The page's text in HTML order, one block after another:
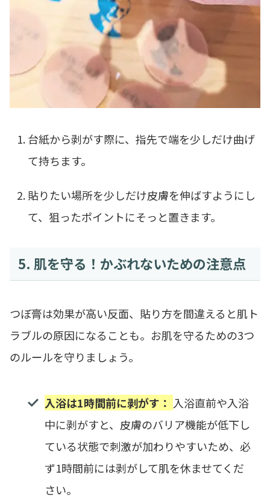
台紙から剥がす際に、指先で端を少しだけ曲げ
て持ちます。
貼りたい場所を少しだけ皮膚を伸ばすようにし
て、狙ったポイントにそっと置きます。
5. 肌を守る！かぶれないための注意点
つぼ膏は効果が高い反面、貼り方を間違えると肌ト
ラブルの原因になることも。お肌を守るための3つ
のルールを守りましょう。
入浴は1時間前に剥がす： 入浴直前や入浴
中に剥がすと、皮膚のバリア機能が低下し
ている状態で刺激が加わりやすいため、必
ず1時間前には剥がして肌を休ませてくだ
さい。